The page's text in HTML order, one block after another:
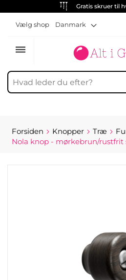
Gratis skruer til
Vælg shop Danmark
dehaze
Forsiden Knopper Træ
Nola knop - mørkebrun/rustfrit